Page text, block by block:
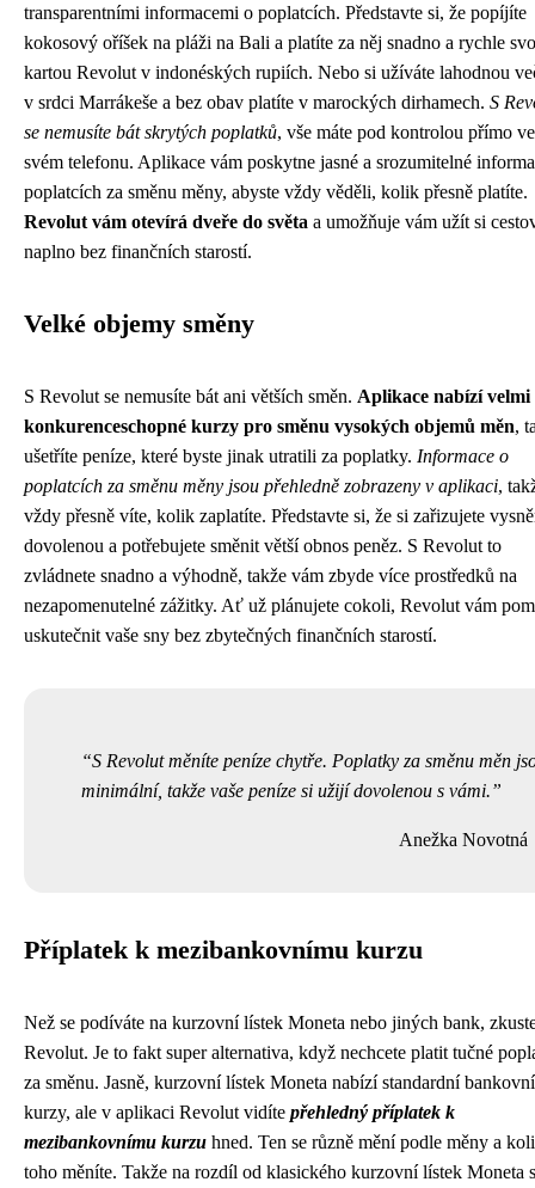
transparentními informacemi o poplatcích. Představte si, že popíjíte
kokosový oříšek na pláži na Bali a platíte za něj snadno a rychle
kartou Revolut v indonéských rupiích. Nebo si užíváte lahodnou
v srdci Marrákeše a bez obav platíte v marockých dirhamech. S
se nemusíte bát skrytých poplatků, vše máte pod kontrolou přímo ve
svém telefonu. Aplikace vám poskytne jasné a srozumitelné
poplatcích za směnu měny, abyste vždy věděli, kolik přesně platíte.
Revolut vám otevírá dveře do světa a umožňuje vám užít si
naplno bez finančních starostí.
Velké objemy směny
S Revolut se nemusíte bát ani větších směn. Aplikace nabízí velmi
konkurenceschopné kurzy pro směnu vysokých objemů měn,
ušetříte peníze, které byste jinak utratili za poplatky. Informace o
poplatcích za směnu měny jsou přehledně zobrazeny v aplikaci,
vždy přesně víte, kolik zaplatíte. Představte si, že si zařizujete
dovolenou a potřebujete směnit větší obnos peněz. S Revolut to
zvládnete snadno a výhodně, takže vám zbyde více prostředků na
nezapomenutelné zážitky. Ať už plánujete cokoli, Revolut vám
uskutečnit vaše sny bez zbytečných finančních starostí.
S Revolut měníte peníze chytře. Poplatky za směnu měn
minimální, takže vaše peníze si užijí dovolenou s vámi.
Anežka Novotná
Příplatek k mezibankovnímu kurzu
Než se podíváte na kurzovní lístek Moneta nebo jiných bank,
Revolut. Je to fakt super alternativa, když nechcete platit tučné
za směnu. Jasně, kurzovní lístek Moneta nabízí standardní bankovní
kurzy, ale v aplikaci Revolut vidíte přehledný příplatek k
mezibankovnímu kurzu hned. Ten se různě mění podle měny a
toho měníte. Takže na rozdíl od klasického kurzovní lístek Moneta